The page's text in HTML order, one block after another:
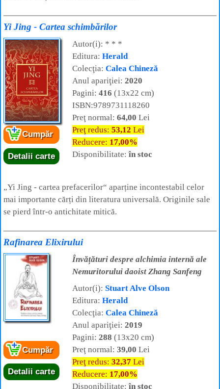
Yi Jing - Cartea schimbărilor
Cumpăr
Detalii carte
Autor(i): * * *
Editura: Herald
Colecţia: Calea Chineză
Anul apariţiei: 2020
Pagini: 416 (13x22 cm)
ISBN:9789731118260
Preţ normal: 64,00 Lei
Preţ redus: 53,12 Lei
Reducere: 17,00%
Disponibilitate:în stoc
„Yi Jing - cartea prefacerilor“ aparține incontestabil celor
mai importante cărți din literatura universală. Originile sale
se pierd într-o antichitate mitică.
Rafinarea Elixirului
Cumpăr
Detalii carte
Învățături despre alchimia internă ale
Nemuritorului daoist Zhang Sanfeng
Autor(i): Stuart Alve Olson
Editura: Herald
Colecţia: Calea Chineză
Anul apariţiei: 2019
Pagini: 288 (13x20 cm)
Preţ normal: 39,00 Lei
Preţ redus: 32,37 Lei
Reducere: 17,00%
Disponibilitate:în stoc